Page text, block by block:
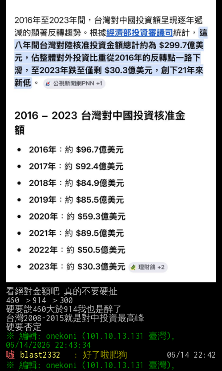
看絕對金額吧 真的不要硬扯
460 ＞914 ＞300
硬要說460大於914我也是醉了
台灣2008-2015就是對中投資最高峰
※ 編輯: onekoni (101.10.13.131 臺灣),
噓
blast2332 : 好了啦肥狗
※ 編輯: onekoni (101.10.13.131 臺灣),